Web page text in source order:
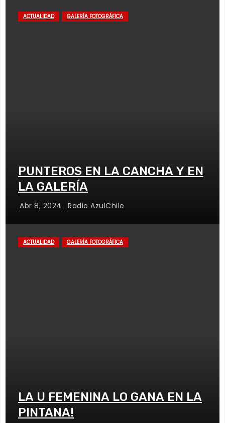
ACTUALIDAD GALERÍA FOTOGRÁFICA
PUNTEROS EN LA CANCHA Y EN
LA GALERÍA
Abr 8, 2024 Radio AzulChile
ACTUALIDAD GALERÍA FOTOGRÁFICA
LA U FEMENINA LO GANA EN LA
PINTANA!